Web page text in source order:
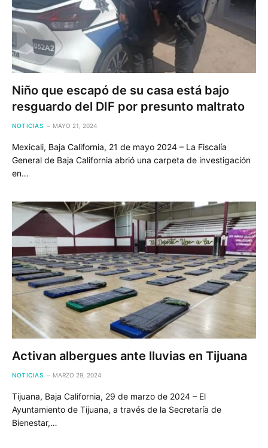
Niño que escapó de su casa está bajo
resguardo del DIF por presunto maltrato
NOTICIAS MAYO 21, 2024
Mexicali, Baja California, 21 de mayo 2024 – La Fiscalía
General de Baja California abrió una carpeta de investigación
en…
Activan albergues ante lluvias en Tijuana
NOTICIAS MARZO 29, 2024
Tijuana, Baja California, 29 de marzo de 2024 – El
Ayuntamiento de Tijuana, a través de la Secretaría de
Bienestar,…